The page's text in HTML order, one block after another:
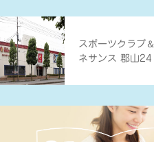
スポーツクラブ ＆
ネサンス 郡山24